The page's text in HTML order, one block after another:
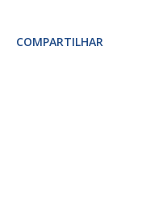
COMPARTILHAR